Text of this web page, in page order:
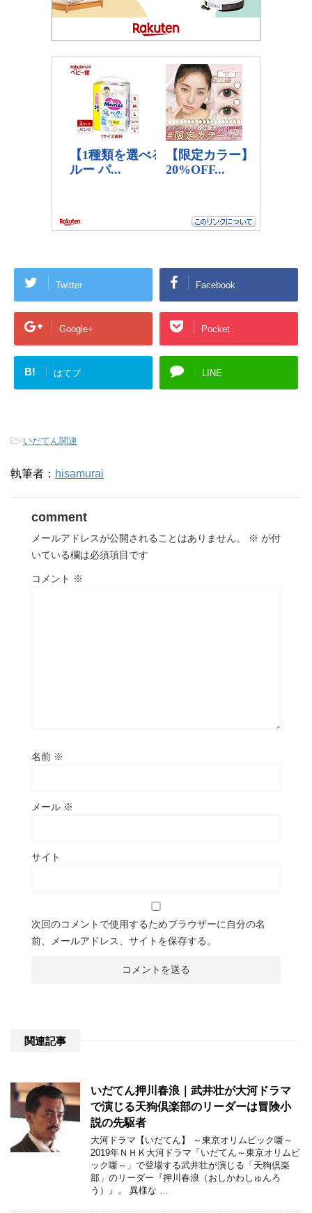
Twitter Facebook
Google+ Pocket
B! はてブ LINE
-いだてん関連
執筆者： hisamurai
comment
メールアドレスが公開されることはありません。 ※ が付
いている欄は必須項目です
コメント ※
名前 ※
メール ※
サイト
次回のコメントで使用するためブラウザーに自分の名
前、メールアドレス、サイトを保存する。
関連記事
いだてん押川春浪｜武井壮が大河ドラマ
で演じる天狗倶楽部のリーダーは冒険小
説の先駆者
大河ドラマ【いだてん】 ～東京オリムピック噺～
2019年ＮＨＫ大河ドラマ「いだてん～東京オリムピ
ック噺～」で登場する武井壮が演じる「天狗倶楽
部」のリーダー『押川春浪（おしかわしゅんろ
う）』。 異様な …